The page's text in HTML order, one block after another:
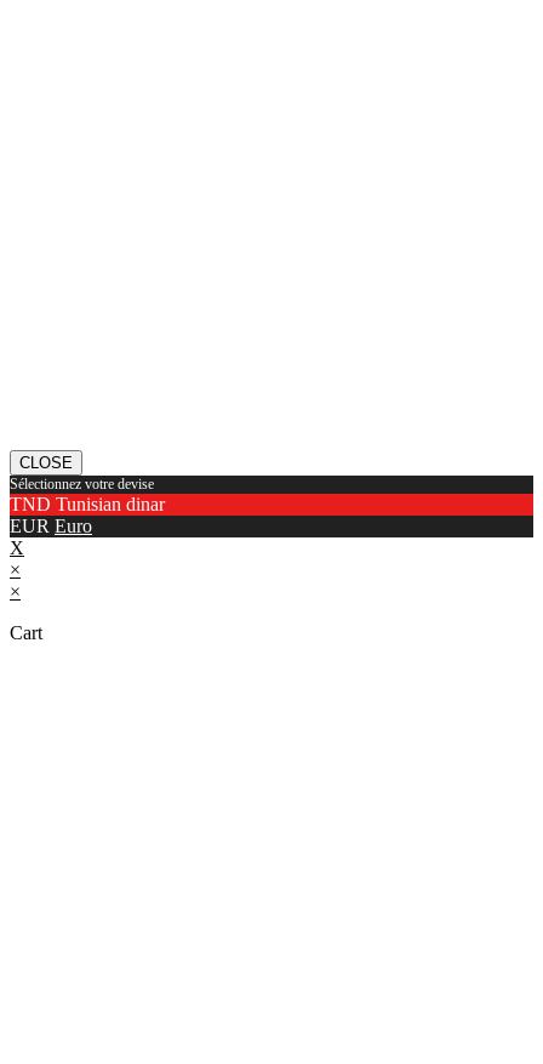
CLOSE
Sélectionnez votre devise
TND Tunisian dinar
EUR Euro
X
×
×
Cart